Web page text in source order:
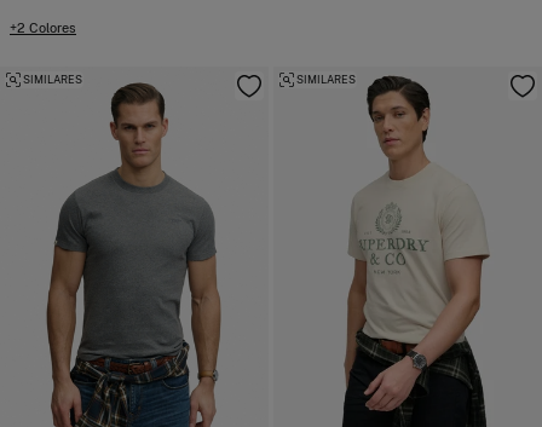
+2 Colores
SIMILARES SIMILARES